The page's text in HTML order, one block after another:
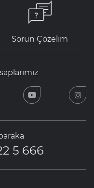
Sorun Çözelim
5 666